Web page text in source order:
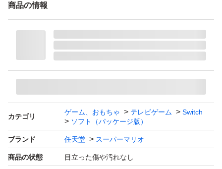
ゆうパケット系 無料
発送は概ね２４ｈ以内におこなっております
【Switch2】 マリオカート ワールド
ブランド：任天堂 スーパーマリオ
ゲームジャンル：レース
ソフトウェア対象年齢：全年齢対象
パッケージ種類：通常版
商品の情報
カテゴリ
ゲーム、おもちゃ テレビゲーム
Switch
ソフト（パッケージ版）
ブランド 任天堂 スーパーマリオ
商品の状態 目立った傷や汚れなし